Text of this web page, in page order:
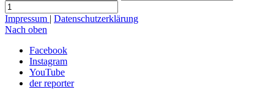
Impressum | Datenschutzerklärung
Nach oben
Facebook
Instagram
YouTube
der reporter